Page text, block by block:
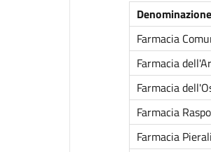
Denominazione
Farmacia
Farmacia
Farmacia
Farmacia
Farmacia